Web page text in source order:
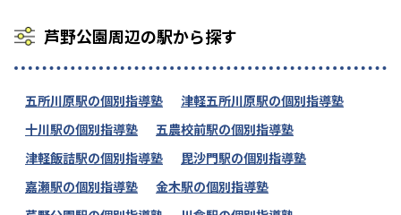
芦野公園周辺の駅から探す
五所川原駅の個別指導塾
津軽五所川原駅の個別指導塾
十川駅の個別指導塾
五農校前駅の個別指導塾
津軽飯詰駅の個別指導塾
毘沙門駅の個別指導塾
嘉瀬駅の個別指導塾
金木駅の個別指導塾